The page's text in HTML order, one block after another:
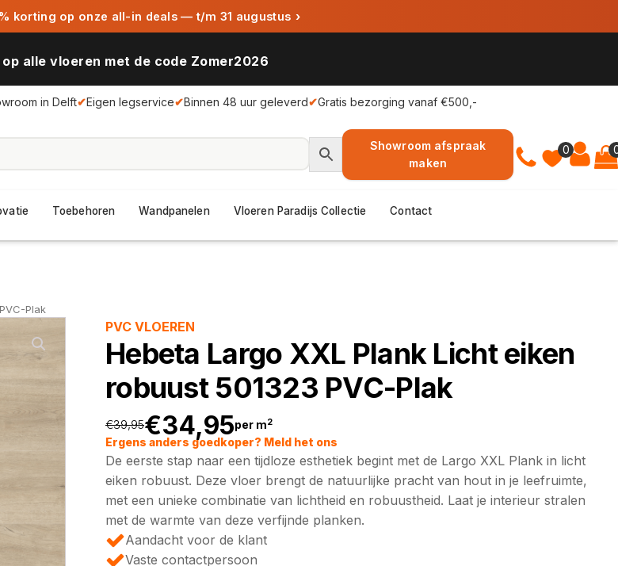
korting op onze all-in deals — t/m 31 augustus ›
alle vloeren met de code Zomer2026
in Delft✔Eigen legservice✔Binnen 48 uur geleverd✔Gratis bezorging vanaf €500,-
0
Showroom afspraak
maken
Toebehoren Wandpanelen Vloeren Paradijs Collectie Contact
Plak
PVC VLOEREN
Hebeta Largo XXL Plank Licht eiken
robuust 501323 PVC-Plak
€39,95
Oorspronkelijke
prijs
was:
€34,95
Huidige
prijs
is:
per m2
Ergens anders goedkoper? Meld het ons
De eerste stap naar een tijdloze esthetiek begint met de Largo XXL Plank in licht
eiken robuust. Deze vloer brengt de natuurlijke pracht van hout in je leefruimte,
met een unieke combinatie van lichtheid en robuustheid. Laat je interieur stralen
met de warmte van deze verfijnde planken.
Aandacht voor de klant
Vaste contactpersoon